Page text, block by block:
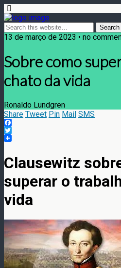
13 de março de 2023 • no
Sobre como
chato da vida
Ronaldo Lundgren
Share Tweet Pin Mail SMS
Facebook
Twitter
Clausewitz
superar o
vida